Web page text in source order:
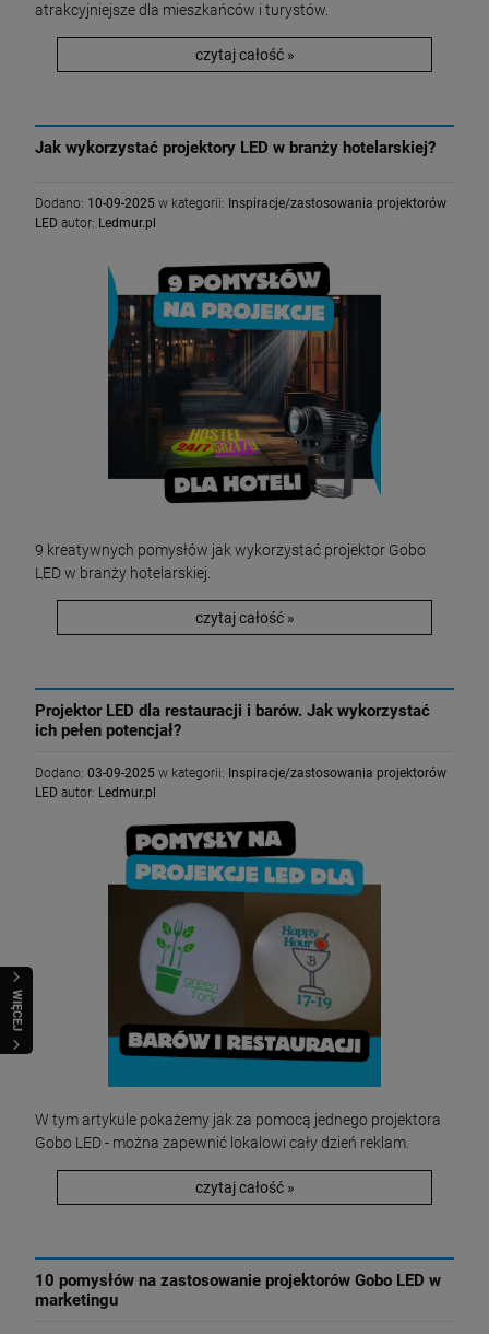
WIĘCEJ
atrakcyjniejsze dla mieszkańców i turystów.
czytaj całość »
Jak wykorzystać projektory LED w branży hotelarskiej?
Dodano: 10-09-2025 w kategorii: Inspiracje/zastosowania projektorów
LED autor: Ledmur.pl
9 kreatywnych pomysłów jak wykorzystać projektor Gobo
LED w branży hotelarskiej.
czytaj całość »
Projektor LED dla restauracji i barów. Jak wykorzystać
ich pełen potencjał?
Dodano: 03-09-2025 w kategorii: Inspiracje/zastosowania projektorów
LED autor: Ledmur.pl
W tym artykule pokażemy jak za pomocą jednego projektora
Gobo LED - można zapewnić lokalowi cały dzień reklam.
czytaj całość »
10 pomysłów na zastosowanie projektorów Gobo LED w
marketingu